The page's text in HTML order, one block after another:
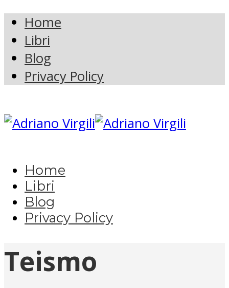
Home
Libri
Blog
Privacy Policy
Home
Libri
Blog
Privacy Policy
Teismo